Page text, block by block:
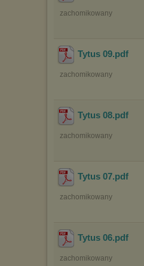
zachomikowany
Tytus 09.pdf
zachomikowany
Tytus 08.pdf
zachomikowany
Tytus 07.pdf
zachomikowany
Tytus 06.pdf
zachomikowany